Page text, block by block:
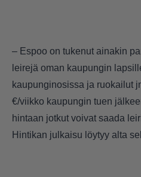
– Espoo on tukenut ainakin
leirejä oman kaupungin
kaupunginosissa ja ruokailut
€/viikko kaupungin tuen
hintaan jotkut voivat saada
Hintikan julkaisu löytyy alta